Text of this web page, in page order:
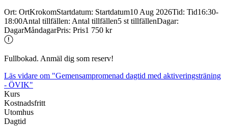
Ort: OrtKrokomStartdatum: Startdatum10 Aug 2026Tid: Tid16:30-
18:00Antal tillfällen: Antal tillfällen5 st tillfällenDagar:
DagarMåndagarPris: Pris1 750 kr
Fullbokad. Anmäl dig som reserv!
Läs vidare om "Gemensampromenad dagtid med aktiveringsträning
- ÖVIK"
Kurs
Kostnadsfritt
Utomhus
Dagtid